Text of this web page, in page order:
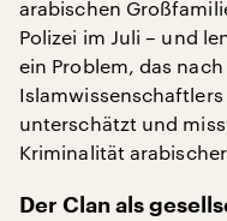
arabischen
Polizei im Juli – und
ein Problem, das
unterschätzt und
Kriminalität
Der Clan als